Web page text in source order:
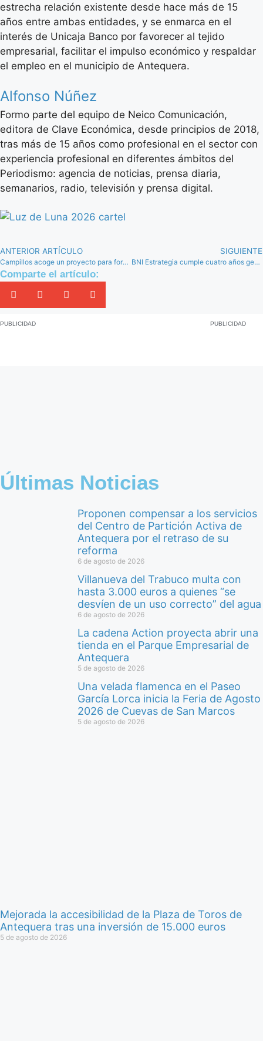
estrecha relación existente desde hace más de 15
años entre ambas entidades, y se enmarca en el
interés de Unicaja Banco por favorecer al tejido
empresarial, facilitar el impulso económico y respaldar
el empleo en el municipio de Antequera.
Alfonso Núñez
Formo parte del equipo de Neico Comunicación,
editora de Clave Económica, desde principios de 2018,
tras más de 15 años como profesional en el sector con
experiencia profesional en diferentes ámbitos del
Periodismo: agencia de noticias, prensa diaria,
semanarios, radio, televisión y prensa digital.
ANTERIOR ARTÍCULO
Campillos acoge un proyecto para formar a personal técnico en atención a personas inmigrantes
SIGUIENTE
BNI Estrategia cumple cuatro años generando cerca de 6,5 millones de euros en negocios
Comparte el artículo:
PUBLICIDAD PUBLICIDAD
Últimas Noticias
Proponen compensar a los servicios
del Centro de Partición Activa de
Antequera por el retraso de su
reforma
6 de agosto de 2026
Villanueva del Trabuco multa con
hasta 3.000 euros a quienes “se
desvíen de un uso correcto” del agua
6 de agosto de 2026
La cadena Action proyecta abrir una
tienda en el Parque Empresarial de
Antequera
5 de agosto de 2026
Una velada flamenca en el Paseo
García Lorca inicia la Feria de Agosto
2026 de Cuevas de San Marcos
5 de agosto de 2026
Mejorada la accesibilidad de la Plaza de Toros de
Antequera tras una inversión de 15.000 euros
5 de agosto de 2026